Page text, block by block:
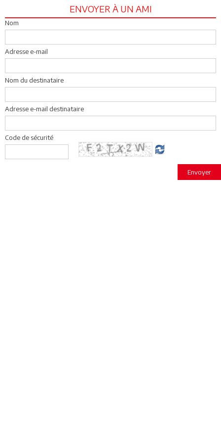
ENVOYER À UN AMI
Nom
Adresse e-mail
Nom du destinataire
Adresse e-mail destinataire
Code de sécurité
Envoyer